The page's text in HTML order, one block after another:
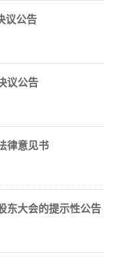
议公告
议公告
律意见书
东大会的提示性公告